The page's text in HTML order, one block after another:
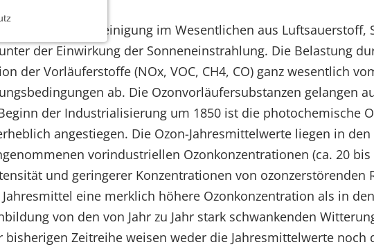
Luftverunreinigung im Wesentlichen aus
der Einwirkung der Sonneneinstrahlung. Die Belastung
der Vorläuferstoffe (NOx, VOC, CH4, CO) ganz wesentlich
ab. Die Ozonvorläufersubstanzen gelangen
der Industrialisierung um 1850 ist die photochemische
angestiegen. Die Ozon-Jahresmittelwerte liegen in
vorindustriellen Ozonkonzentrationen (ca. 20
und geringerer Konzentrationen von
eine merklich höhere Ozonkonzentration als in
von den von Jahr zu Jahr stark schwankenden
bisherigen Zeitreihe weisen weder die Jahresmittelwerte noch
Funktion